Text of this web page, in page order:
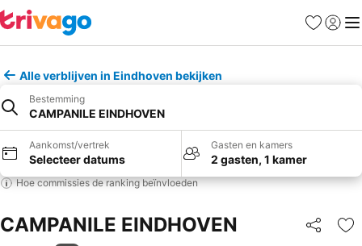
Favorieten
Alle verblijven in Eindhoven bekijken
Bestemming
CAMPANILE EINDHOVEN
Aankomst/vertrek
Selecteer datums
Gasten en kamers
2 gasten, 1 kamer
Hoe commissies de ranking beïnvloeden
CAMPANILE EINDHOVEN Delen